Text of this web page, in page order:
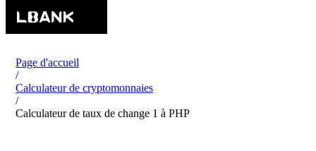
Page d'accueil
/
Calculateur de cryptomonnaies
/
Calculateur de taux de change 1 à PHP